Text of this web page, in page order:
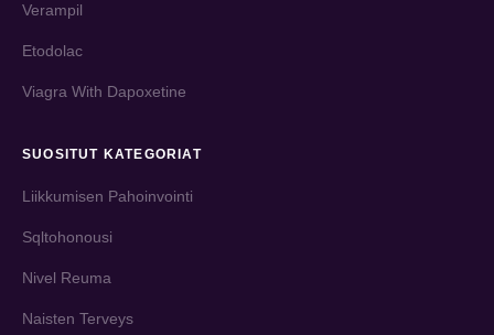
Verampil
Etodolac
Viagra With Dapoxetine
SUOSITUT KATEGORIAT
Liikkumisen Pahoinvointi
Sqltohonousi
Nivel Reuma
Naisten Terveys